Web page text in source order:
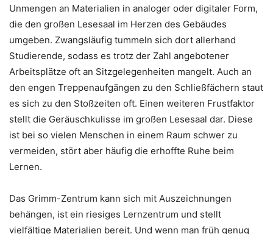
Unmengen an Materialien in analoger oder digitaler Form,
die den großen Lesesaal im Herzen des Gebäudes
umgeben. Zwangsläufig tummeln sich dort allerhand
Studierende, sodass es trotz der Zahl angebotener
Arbeitsplätze oft an Sitzgelegenheiten mangelt. Auch an
den engen Treppenaufgängen zu den Schließfächern staut
es sich zu den Stoßzeiten oft. Einen weiteren Frustfaktor
stellt die Geräuschkulisse im großen Lesesaal dar. Diese
ist bei so vielen Menschen in einem Raum schwer zu
vermeiden, stört aber häufig die erhoffte Ruhe beim
Lernen.
Das Grimm-Zentrum kann sich mit Auszeichnungen
behängen, ist ein riesiges Lernzentrum und stellt
vielfältige Materialien bereit. Und wenn man früh genug